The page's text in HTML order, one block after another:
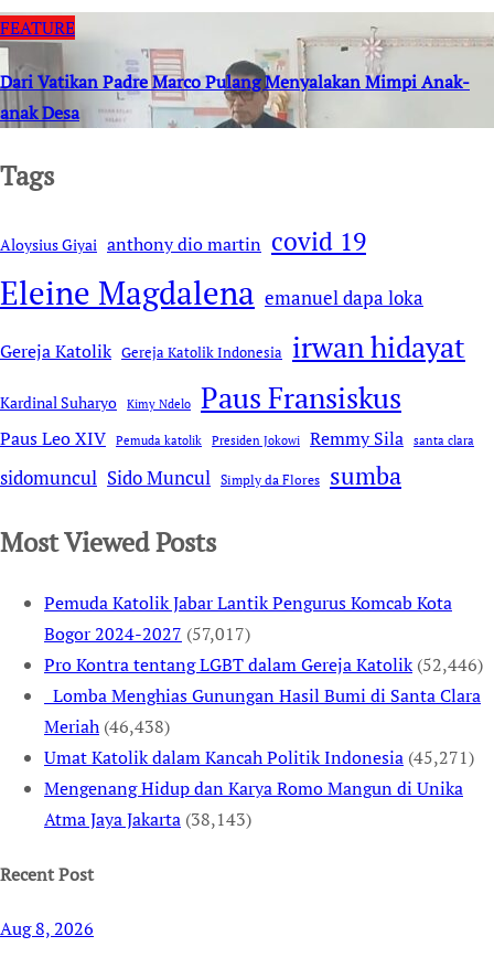
FEATURE
Dari Vatikan Padre Marco Pulang Menyalakan Mimpi Anak-
anak Desa
Tags
Aloysius Giyai anthony dio martin covid 19
Eleine Magdalena emanuel dapa loka
Gereja Katolik Gereja Katolik Indonesia irwan hidayat
Kardinal Suharyo Kimy Ndelo Paus Fransiskus
Paus Leo XIV Pemuda katolik Presiden Jokowi Remmy Sila santa clara
sidomuncul Sido Muncul Simply da Flores sumba
Most Viewed Posts
Pemuda Katolik Jabar Lantik Pengurus Komcab Kota
Bogor 2024-2027 (57,017)
Pro Kontra tentang LGBT dalam Gereja Katolik (52,446)
Lomba Menghias Gunungan Hasil Bumi di Santa Clara
Meriah (46,438)
Umat Katolik dalam Kancah Politik Indonesia (45,271)
Mengenang Hidup dan Karya Romo Mangun di Unika
Atma Jaya Jakarta (38,143)
Recent Post
Aug 8, 2026